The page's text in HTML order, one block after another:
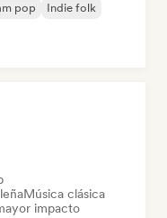
pop
Indie folk
Música clásica
impacto